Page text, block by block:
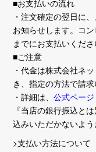
■お支払いの流れ
・注文確定の翌日に
お知らせします。コ
までにお支払いくださ
■ご注意
・代金は株式会社ネ
き、指定の方法で請求
・詳細は、公式ページ
『当店の銀行振込と
込みいただかないよう
>支払い方法について